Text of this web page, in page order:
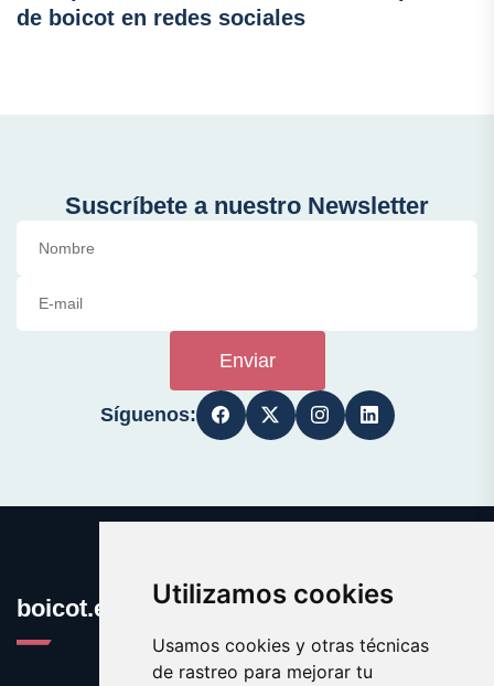
Utilizamos cookies
Usamos cookies y otras técnicas
de rastreo para mejorar tu
de boicot en redes sociales
Suscríbete a nuestro Newsletter
Enviar
Síguenos:
boicot.es